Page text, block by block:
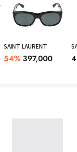
SAINT LAURENT
54% 397,000